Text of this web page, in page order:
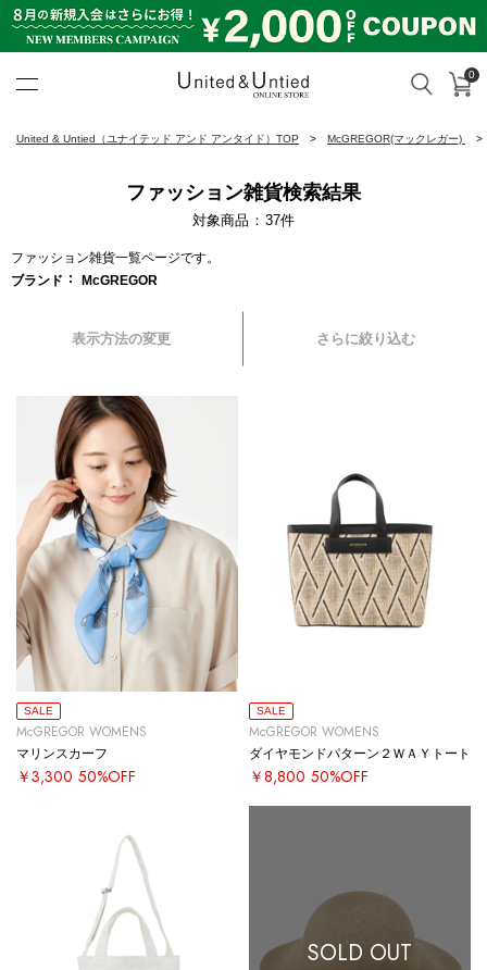
検索 カ
0
United & Untied（ユナイテッド アンド アンタイド）TOP McGREGOR(マックレガー)
ファッション雑貨検索結果
対象商品 37件
ファッション雑貨一覧ページです。
ブランド
McGREGOR
表示方法の変更 さらに絞り込む
SALE
McGREGOR WOMENS
マリンスカーフ
￥3,300 50%OFF
SALE
McGREGOR WOMENS
ダイヤモンドパターン２ＷＡＹトート
￥8,800 50%OFF
SOLD OUT